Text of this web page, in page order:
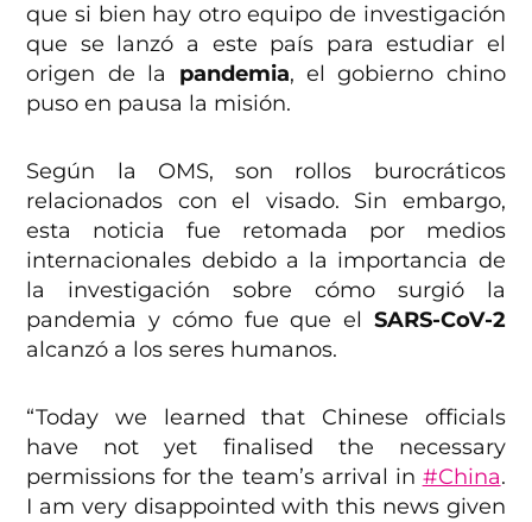
que si bien hay otro equipo de investigación
que se lanzó a este país para estudiar el
origen de la pandemia, el gobierno chino
puso en pausa la misión.
Según la OMS, son rollos burocráticos
relacionados con el visado. Sin embargo,
esta noticia fue retomada por medios
internacionales debido a la importancia de
la investigación sobre cómo surgió la
pandemia y cómo fue que el SARS-CoV-2
alcanzó a los seres humanos.
“Today we learned that Chinese officials
have not yet finalised the necessary
permissions for the team’s arrival in #China.
I am very disappointed with this news given